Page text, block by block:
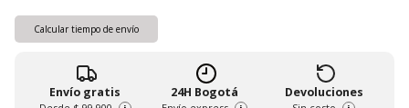
Calcular tiempo de envío
Envío gratis 24H Bogotá Devoluciones